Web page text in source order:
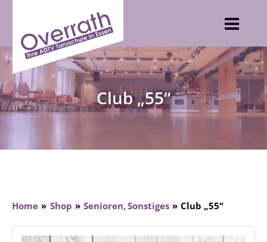
content
Club „55“
Home Shop Senioren Sonstiges Club „55“